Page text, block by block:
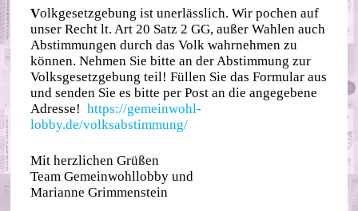
Volkgesetzgebung ist unerlässlich. Wir pochen auf
unser Recht lt. Art 20 Satz 2 GG, außer Wahlen auch
Abstimmungen durch das Volk wahrnehmen zu
können. Nehmen Sie bitte an der Abstimmung zur
Volksgesetzgebung teil! Füllen Sie das Formular aus
und senden Sie es bitte per Post an die angegebene
Adresse!https://gemeinwohl-
lobby.de/volksabstimmung/
Mit herzlichen Grüßen
Team Gemeinwohllobby und
Marianne Grimmenstein